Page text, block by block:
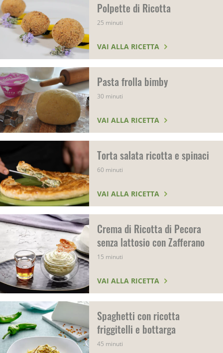
Polpette di Ricotta
25 minuti
VAI ALLA RICETTA
Pasta frolla bimby
30 minuti
VAI ALLA RICETTA
Torta salata ricotta e spinaci
60 minuti
VAI ALLA RICETTA
Crema di Ricotta di Pecora
senza lattosio con Zafferano
15 minuti
VAI ALLA RICETTA
Spaghetti con ricotta
friggitelli e bottarga
45 minuti